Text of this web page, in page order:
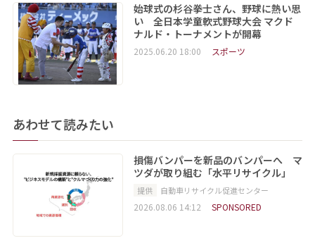
始球式の杉谷拳士さん、野球に熱い思
い 全日本学童軟式野球大会 マクド
ナルド・トーナメントが開幕
2025.06.20 18:00 スポーツ
あわせて読みたい
損傷バンパーを新品のバンパーへ マ
ツダが取り組む「水平リサイクル」
提供 自動車リサイクル促進センター
2026.08.06 14:12 SPONSORED